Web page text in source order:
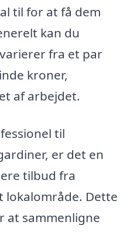
til for at få dem
kan du
fra et par
kroner,
af arbejdet.
til
er det en
tilbud fra
lokalområde. Dette
at sammenligne